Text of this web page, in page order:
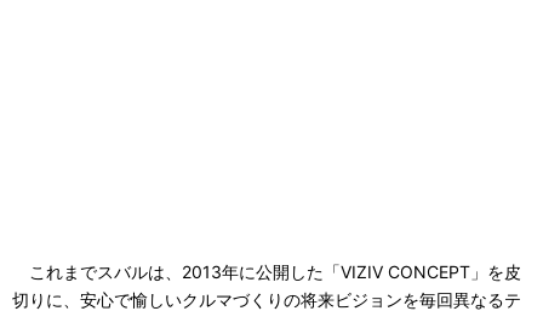
これまでスバルは、2013年に公開した「VIZIV CONCEPT」を皮
切りに、安心で愉しいクルマづくりの将来ビジョンを毎回異なるテ